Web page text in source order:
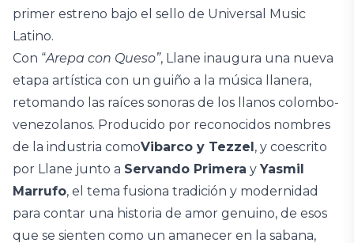
primer estreno bajo el sello de Universal Music
Latino.
Con “Arepa con Queso”, Llane inaugura una nueva
etapa artística con un guiño a la música llanera,
retomando las raíces sonoras de los llanos colombo-
venezolanos. Producido por reconocidos nombres
de la industria comoVibarco y Tezzel, y coescrito
por Llane junto a Servando Primera y Yasmil
Marrufo, el tema fusiona tradición y modernidad
para contar una historia de amor genuino, de esos
que se sienten como un amanecer en la sabana,